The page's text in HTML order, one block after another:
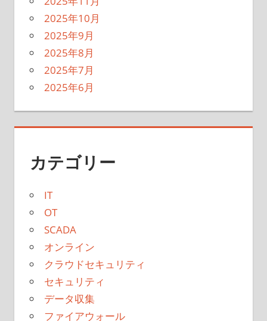
2025年10月
2025年9月
2025年8月
2025年7月
2025年6月
カテゴリー
IT
OT
SCADA
オンライン
クラウドセキュリティ
セキュリティ
データ収集
ファイアウォール